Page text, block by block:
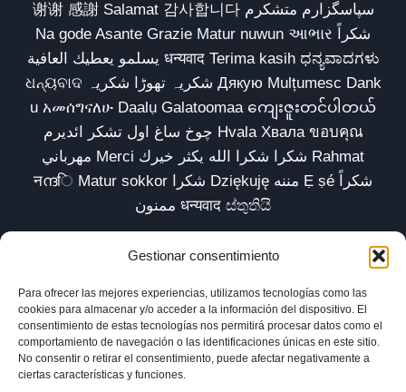
Gestionar consentimiento
Para ofrecer las mejores experiencias, utilizamos tecnologías como las
cookies para almacenar y/o acceder a la información del dispositivo. El
consentimiento de estas tecnologías nos permitirá procesar datos como el
comportamiento de navegación o las identificaciones únicas en este sitio.
No consentir o retirar el consentimiento, puede afectar negativamente a
ciertas características y funciones.
谢谢 感謝 Salamat 감사합니다 سپاسگزارم متشکرم
Na gode Asante Grazie Matur nuwun આભાર شكراً
يسلمو يعطيك العافية धन्यवाद Terima kasih ಧನ್ಯವಾದಗಳು
ଧନ୍ୟବାଦ شکریہ تھوڑا شکریہ Дякую Mulțumesc Dank
u አመሰግናለሁ Daalụ Galatoomaa ကျေးဇူးတင်ပါတယ်
چوخ ساغ اول تشکر ائدیرم Hvala Хвала ขอบคุณ
مهرباني Merci شكرا شكرا الله يكثر خيرك Rahmat
नന്ദि Matur sokkor شكرا Dziękuję مننه Ẹ ṣé شكراً
ممنون धन्यवाद ස්තුතියි
Inicio Biblioteca Parábolas TV
Comunidad
Esencia
Blog
Política de privacidad
Aviso legal
Política de cookies (UE)